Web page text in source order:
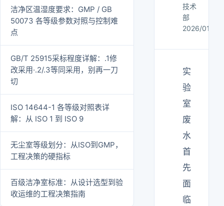
洁净区温湿度要求：GMP / GB
50073 各等级参数对照与控制难
点
GB/T 25915采标程度详解：.1修
改采用·.2/.3等同采用，别再一刀
切
ISO 14644-1 各等级对照表详
解：从 ISO 1 到 ISO 9
无尘室等级划分：从ISO到GMP，
工程决策的硬指标
百级洁净室标准：从设计选型到验
收运维的工程决策指南
技术
部
2026/01/05
实
验
室
废
水
首
先
面
临